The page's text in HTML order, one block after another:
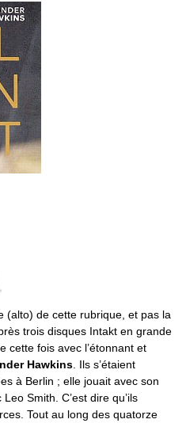
(alto) de cette rubrique, et pas la
trois disques Intakt en grande
cette fois avec l’étonnant et
Hawkins . Ils s’étaient
à Berlin ; elle jouait avec son
Smith. C’est dire qu’ils
Tout au long des quatorze